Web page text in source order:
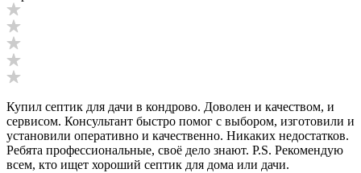
Купил септик для дачи в кондрово. Доволен и качеством, и
сервисом. Консультант быстро помог с выбором, изготовили и
установили оперативно и качественно. Никаких недостатков.
Ребята профессиональные, своё дело знают. P.S. Рекомендую
всем, кто ищет хороший септик для дома или дачи.